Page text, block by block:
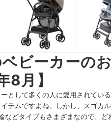
ビーカーの
8月】
として多くの人に愛用されてい
テムですよね。しかし、スゴカ
などタイプもさまざまなので、ど